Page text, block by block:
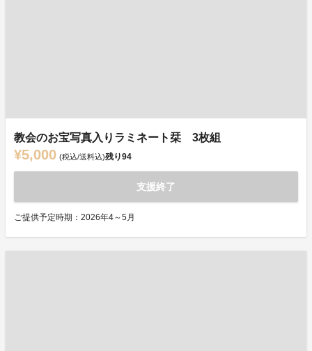
教会のお宝写真入りラミネート栞 3枚組
¥5,000 (税込/送料込)残り94
支援終了
ご提供予定時期：2026年4～5月